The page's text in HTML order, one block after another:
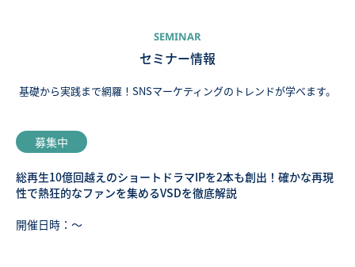
SEMINAR
セミナー情報
基礎から実践まで網羅！SNSマーケティングのトレンドが学べます。
募集中
総再生10億回越えのショートドラマIPを2本も創出！確かな再現
性で熱狂的なファンを集めるVSDを徹底解説
開催日時：〜